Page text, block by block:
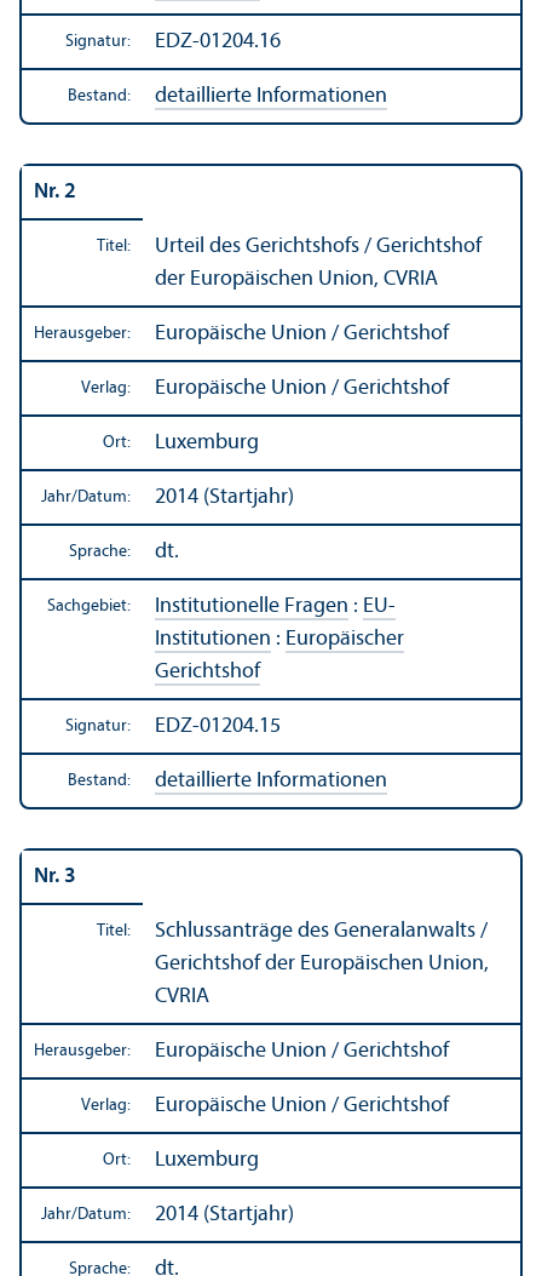
Signatur: EDZ-01204.16
Bestand: detaillierte Informationen
Nr. 2
Titel:
Urteil des Gerichtshofs / Gerichtshof
der Europäischen Union, CVRIA
Herausgeber: Europäische Union / Gerichtshof
Verlag: Europäische Union / Gerichtshof
Ort: Luxemburg
Jahr/Datum: 2014 (Startjahr)
Sprache: dt.
Sachgebiet: Institutionelle Fragen : EU-
Institutionen : Europäischer
Gerichtshof
Signatur: EDZ-01204.15
Bestand: detaillierte Informationen
Nr. 3
Titel:
Schlussanträge des Generalanwalts /
Gerichtshof der Europäischen Union,
CVRIA
Herausgeber: Europäische Union / Gerichtshof
Verlag: Europäische Union / Gerichtshof
Ort: Luxemburg
Jahr/Datum: 2014 (Startjahr)
Sprache: dt.